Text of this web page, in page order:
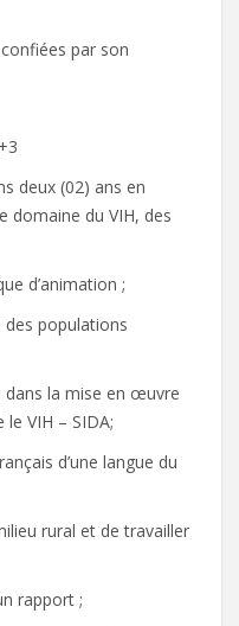
par son
deux (02) ans en
domaine du VIH, des
d’animation ;
des populations
dans la mise en œuvre
VIH – SIDA;
d’une langue du
rural et de travailler
rapport ;